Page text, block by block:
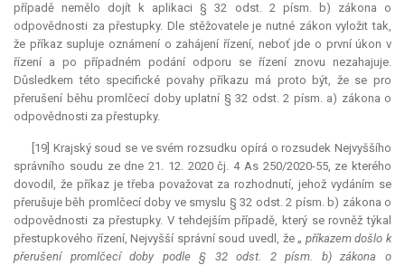
případě nemělo dojít k aplikaci § 32 odst. 2 písm. b) zákona o
odpovědnosti za přestupky. Dle stěžovatele je nutné zákon vyložit tak,
že příkaz supluje oznámení o zahájení řízení, neboť jde o první úkon v
řízení a po případném podání odporu se řízení znovu nezahajuje.
Důsledkem této specifické povahy příkazu má proto být, že se pro
přerušení běhu promlčecí doby uplatní § 32 odst. 2 písm. a) zákona o
odpovědnosti za přestupky.
[19] Krajský soud se ve svém rozsudku opírá o rozsudek Nejvyššího
správního soudu ze dne 21. 12. 2020 čj. 4 As 250/2020-55, ze kterého
dovodil, že příkaz je třeba považovat za rozhodnutí, jehož vydáním se
přerušuje běh promlčecí doby ve smyslu § 32 odst. 2 písm. b) zákona o
odpovědnosti za přestupky. V tehdejším případě, který se rovněž týkal
přestupkového řízení, Nejvyšší správní soud uvedl, že „ příkazem došlo k
přerušení promlčecí doby podle § 32 odst. 2 písm. b) zákona o